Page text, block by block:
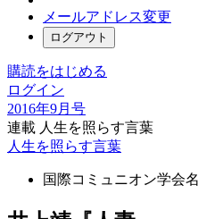
メールアドレス変更
ログアウト
購読をはじめる
ログイン
2016年9月号
連載 人生を照らす言葉
人生を照らす言葉
国際コミュニオン学会